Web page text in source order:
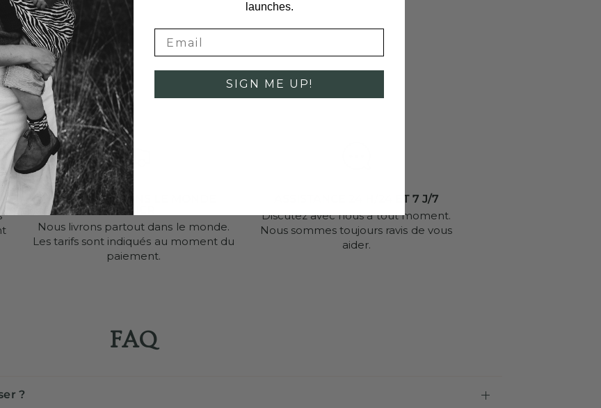
LIVRAISON DANS LE MONDE
ENTIER
Nous livrons partout dans le monde.
Les tarifs sont indiqués au moment du
paiement.
ASSISTANCE 24 H/24 ET 7 J/7
Discutez avec nous à tout moment.
Nous sommes toujours ravis de vous
aider.
FAQ
?
launches.
SIGN ME UP!